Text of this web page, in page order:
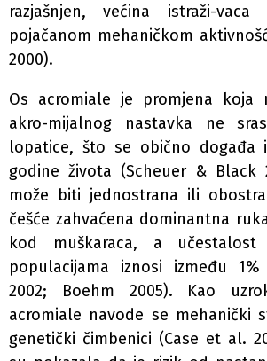
razjašnjen, većina istraži-
pojačanom mehaničkom
2000).
Os acromiale je promjena koja
akro-mijalnog nastavka ne
lopatice, što se obično događa
godine života (Scheuer & Black
može biti jednostrana ili
češće zahvaćena dominantna
kod muškaraca, a učestalost
populacijama iznosi između
2002; Boehm 2005). Kao
acromiale navode se mehanički
genetički čimbenici (Case et al.